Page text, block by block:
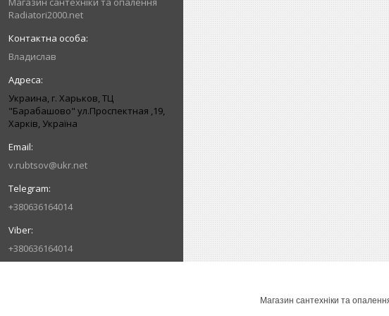
Radiatori2000.net
Владислав
Украина, г. Харьков, ТЦ
"Барабашово" ул.Проспектная ,19,
Харків, Україна
v.rubtsov@ukr.net
+380636164014
+380636164014